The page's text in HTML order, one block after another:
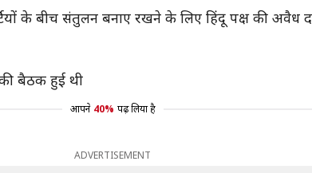
के बीच संतुलन बनाए रखने के लिए हिंदू पक्ष की
बैठक हुई थी
आपने 40% पढ़ लिया है
ADVERTISEMENT